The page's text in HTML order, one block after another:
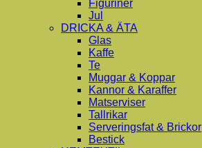
Figuriner
Jul
DRICKA & ÄTA
Glas
Kaffe
Te
Muggar & Koppar
Kannor & Karaffer
Matserviser
Tallrikar
Serveringsfat & Brickor
Bestick